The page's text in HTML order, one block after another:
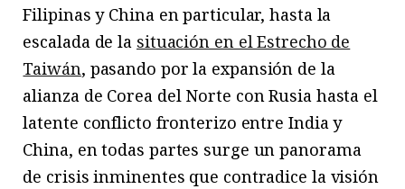
Filipinas y China en particular, hasta la
escalada de la situación en el Estrecho de
Taiwán, pasando por la expansión de la
alianza de Corea del Norte con Rusia hasta el
latente conflicto fronterizo entre India y
China, en todas partes surge un panorama
de crisis inminentes que contradice la visión